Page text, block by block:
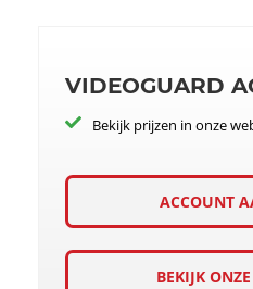
VIDEOGUARD
Bekijk prijzen in onze
ACCOUNT
BEKIJK